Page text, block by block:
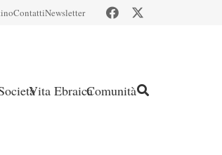
ContattiNewsletter
Vita EbraicaComunità